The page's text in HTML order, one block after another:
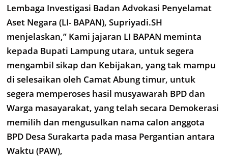
Lembaga Investigasi Badan Advokasi Penyelamat
Aset Negara (LI- BAPAN), Supriyadi.SH
menjelaskan,” Kami jajaran LI BAPAN meminta
kepada Bupati Lampung utara, untuk segera
mengambil sikap dan Kebijakan, yang tak mampu
di selesaikan oleh Camat Abung timur, untuk
segera memperoses hasil musyawarah BPD dan
Warga masayarakat, yang telah secara Demokerasi
memilih dan mengusulkan nama calon anggota
BPD Desa Surakarta pada masa Pergantian antara
Waktu (PAW),